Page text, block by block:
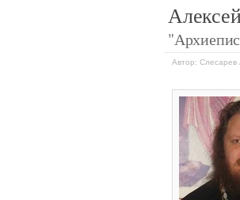
Автор: Слесарев